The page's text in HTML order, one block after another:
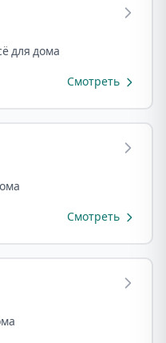
для дома
Смотреть
Смотреть